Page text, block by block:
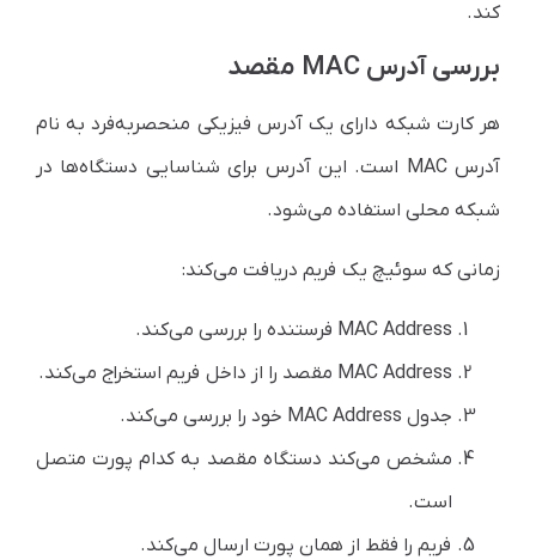
کند.
بررسی آدرس MAC مقصد
هر کارت شبکه دارای یک آدرس فیزیکی منحصربه‌فرد به نام
آدرس MAC است. این آدرس برای شناسایی دستگاه‌ها در
شبکه محلی استفاده می‌شود.
زمانی که سوئیچ یک فریم دریافت می‌کند:
MAC Address فرستنده را بررسی می‌کند.
MAC Address مقصد را از داخل فریم استخراج می‌کند.
جدول MAC Address خود را بررسی می‌کند.
مشخص می‌کند دستگاه مقصد به کدام پورت متصل
است.
فریم را فقط از همان پورت ارسال می‌کند.